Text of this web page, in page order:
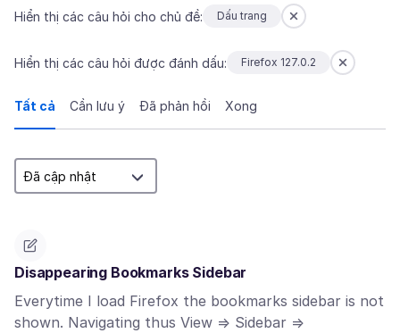
Hiển thị các câu hỏi cho chủ đề: Dấu trang
Hiển thị các câu hỏi được đánh dấu: Firefox 127.0.2
Tất cả Cần lưu ý Đã phản hồi Xong
Disappearing Bookmarks Sidebar
Everytime I load Firefox the bookmarks sidebar is not
shown. Navigating thus View => Sidebar =>